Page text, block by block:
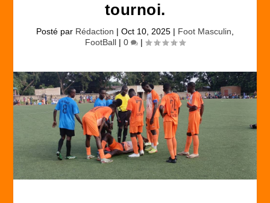
tournoi.
Posté par Rédaction | Oct 10, 2025 | Foot Masculin
FootBall | 0 |